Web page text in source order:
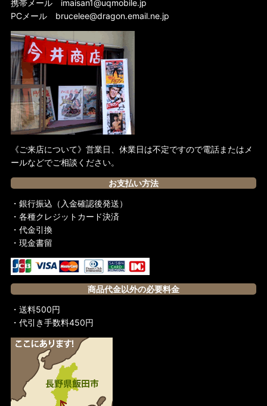
携帯メール imaisan1@uqmobile.jp
PCメール brucelee@dragon.email.ne.jp
《ご来店について》営業日、休業日は不定ですので電話またはメ
ールなどでご相談ください。
お支払い方法
・銀行振込（入金確認後発送）
・各種クレジットカード決済
・代金引換
・現金書留
商品代金以外の必要料金
・送料500円
・代引き手数料450円